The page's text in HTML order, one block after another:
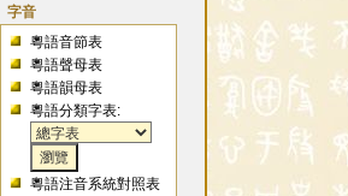
字音
粵語音節表
粵語聲母表
粵語韻母表
粵語分類字表:
粵語注音系統對照表